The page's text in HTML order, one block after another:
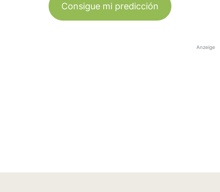
Consigue mi predicción
Anzeige